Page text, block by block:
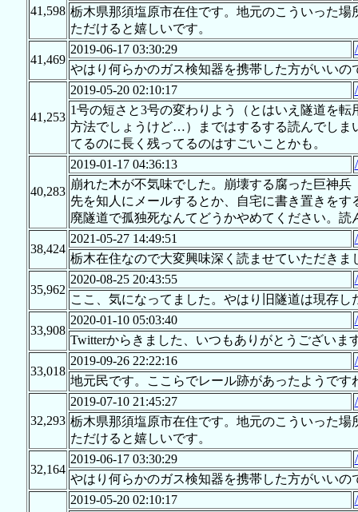
41,598 栃木県那須塩原市在住です。地元のこういった
ただけると嬉しいです。
41,469
2019-06-17 03:30:29
やはり何らかのガス検知器を携帯した方がいいの
41,253
2019-05-20 02:10:17
1号の短さと3号の変わりよう（とはいえ隧道を
方法でしょうけど…）まではするする読んでしま
てるのに長く残ってるのはすごいことかも。
40,283
2019-01-17 04:36:13
崩れた木が不気味でした。崩壊する腐った巨神
先を知人にメールするとか、自宅に書き置きを
廃隧道で孤独死なんてどうかやめてください。読
38,424
2021-05-27 14:49:51
栃木在住なので大変興味深く読ませていただきま
35,962
2020-08-25 20:43:55
ここ、気になってました。やはり旧隧道は現存
33,908
2020-01-10 05:03:40
Twitterからきました、いつもありがとうございま
33,018
2019-09-26 22:22:16
地元民です。ここらでレール跡があったようです
32,293
2019-07-10 21:45:27
栃木県那須塩原市在住です。地元のこういった
ただけると嬉しいです。
32,164
2019-06-17 03:30:29
やはり何らかのガス検知器を携帯した方がいいの
2019-05-20 02:10:17